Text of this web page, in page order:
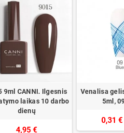
9ml CANNI. Ilgesnis
laikas 10 darbo
dienų
4,95 €
Venalisa
5ml,
0,31 €